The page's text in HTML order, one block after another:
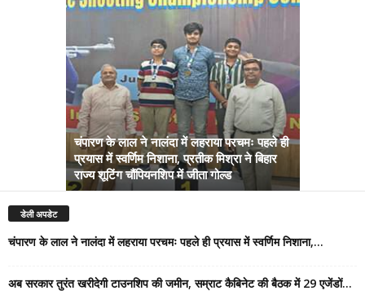
चंपारण के लाल ने नालंदा में लहराया परचमः पहले ही
प्रयास में स्वर्णिम निशाना, प्रतीक मिश्रा ने बिहार
राज्य शूटिंग चौंपियनशिप में जीता गोल्ड
डेली अपडेट
चंपारण के लाल ने नालंदा में लहराया परचमः पहले ही प्रयास में स्वर्णिम निशाना,...
अब सरकार तुरंत खरीदेगी टाउनशिप की जमीन, सम्राट कैबिनेट की बैठक में 29 एजेंडों...